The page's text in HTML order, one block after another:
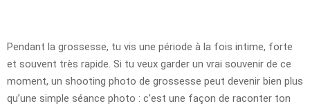
Pendant la grossesse, tu vis une période à la fois intime, forte
et souvent très rapide. Si tu veux garder un vrai souvenir de ce
moment, un shooting photo de grossesse peut devenir bien plus
qu’une simple séance photo : c’est une façon de raconter ton